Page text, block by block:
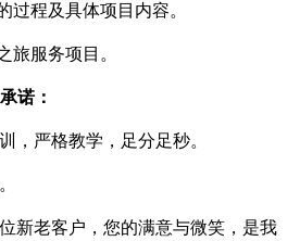
过程及具体项目内容。
旅服务项目。
诺：
，严格教学，足分足秒。
新老客户，您的满意与微笑，是我